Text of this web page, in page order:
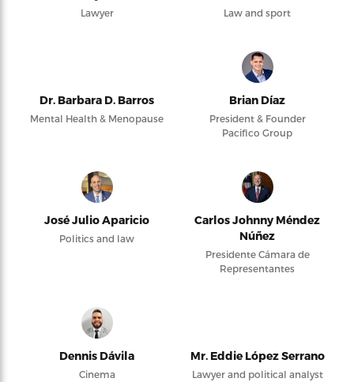
Lawyer Law and sport
Dr. Barbara D. Barros
Mental Health & Menopause
Brian Díaz
President & Founder
Pacifico Group
José Julio Aparicio
Politics and law
Carlos Johnny Méndez
Núñez
Presidente Cámara de
Representantes
Dennis Dávila
Cinema
Mr. Eddie López Serrano
Lawyer and political analyst